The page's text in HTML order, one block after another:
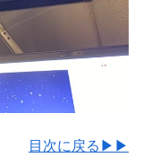
目次に戻る▶▶